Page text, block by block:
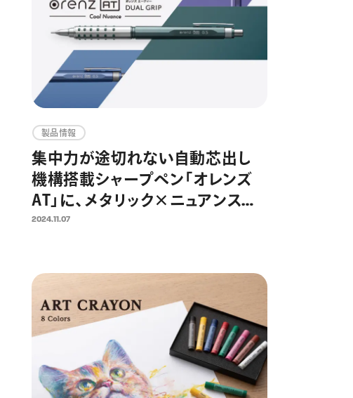
製品情報
集中力が途切れない自動芯出し
機構搭載シャープペン「オレンズ
AT」に、メタリック×ニュアンスの
限定カラーが登場
2024.11.07